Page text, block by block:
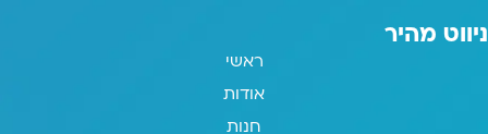
ניווט מהיר
ראשי
אודות
חנות